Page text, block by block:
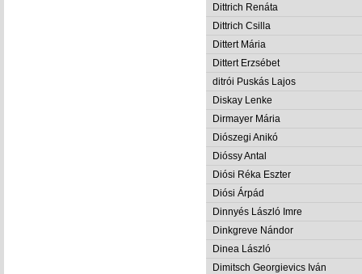
Dittrich Renáta
Dittrich Csilla
Dittert Mária
Dittert Erzsébet
ditrói Puskás Lajos
Diskay Lenke
Dirmayer Mária
Diószegi Anikó
Dióssy Antal
Diósi Réka Eszter
Diósi Árpád
Dinnyés László Imre
Dinkgreve Nándor
Dinea László
Dimitsch Georgievics Iván